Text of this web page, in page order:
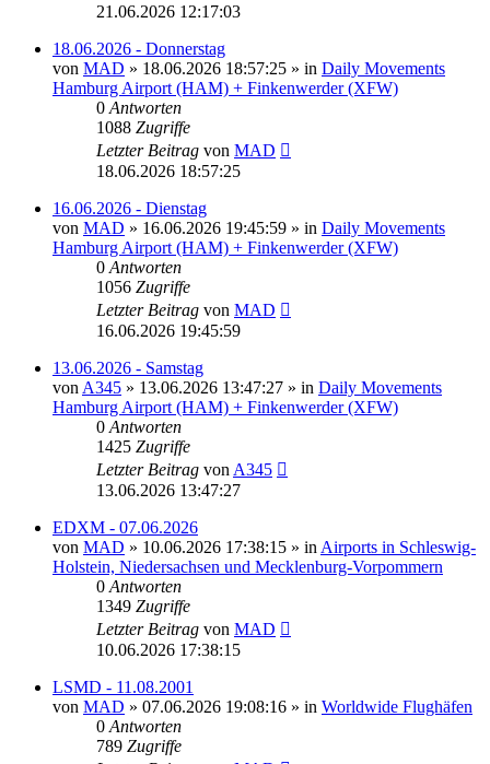
21.06.2026 12:17:03
18.06.2026 - Donnerstag
von MAD » 18.06.2026 18:57:25 » in Daily Movements
Hamburg Airport (HAM) + Finkenwerder (XFW)
0 Antworten
1088 Zugriffe
Letzter Beitrag von MAD
18.06.2026 18:57:25
16.06.2026 - Dienstag
von MAD » 16.06.2026 19:45:59 » in Daily Movements
Hamburg Airport (HAM) + Finkenwerder (XFW)
0 Antworten
1056 Zugriffe
Letzter Beitrag von MAD
16.06.2026 19:45:59
13.06.2026 - Samstag
von A345 » 13.06.2026 13:47:27 » in Daily Movements
Hamburg Airport (HAM) + Finkenwerder (XFW)
0 Antworten
1425 Zugriffe
Letzter Beitrag von A345
13.06.2026 13:47:27
EDXM - 07.06.2026
von MAD » 10.06.2026 17:38:15 » in Airports in Schleswig-
Holstein, Niedersachsen und Mecklenburg-Vorpommern
0 Antworten
1349 Zugriffe
Letzter Beitrag von MAD
10.06.2026 17:38:15
LSMD - 11.08.2001
von MAD » 07.06.2026 19:08:16 » in Worldwide Flughäfen
0 Antworten
789 Zugriffe